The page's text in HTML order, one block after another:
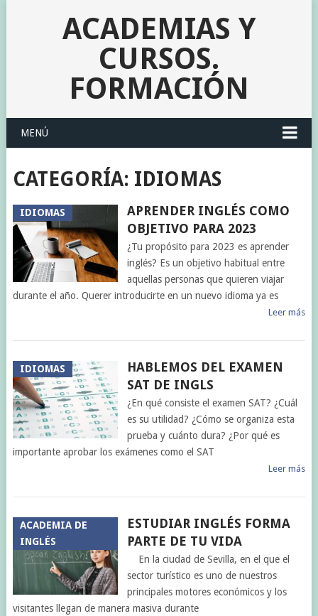
ACADEMIAS Y
CURSOS.
FORMACIÓN
MENÚ
CATEGORÍA: IDIOMAS
IDIOMAS
APRENDER INGLÉS COMO
OBJETIVO PARA 2023
¿Tu propósito para 2023 es aprender
inglés? Es un objetivo habitual entre
aquellas personas que quieren viajar
durante el año. Querer introducirte en un nuevo idioma ya es
Leer más
IDIOMAS
HABLEMOS DEL EXAMEN
SAT DE INGLS
¿En qué consiste el examen SAT? ¿Cuál
es su utilidad? ¿Cómo se organiza esta
prueba y cuánto dura? ¿Por qué es
importante aprobar los exámenes como el SAT
Leer más
ACADEMIA DE
INGLÉS
ESTUDIAR INGLÉS FORMA
PARTE DE TU VIDA
En la ciudad de Sevilla, en el que el
sector turístico es uno de nuestros
principales motores económicos y los
visitantes llegan de manera masiva durante